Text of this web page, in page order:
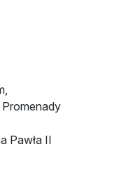
Pawła II